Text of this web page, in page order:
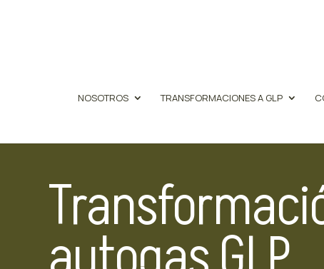
NOSOTROS TRANSFORMACIONES A GLP